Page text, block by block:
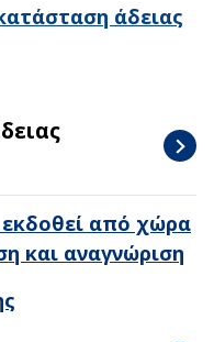
άδειας
από χώρα
και αναγνώριση